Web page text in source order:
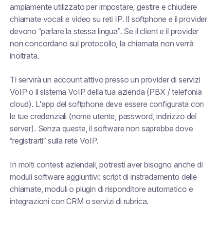
ampiamente utilizzato per impostare, gestire e chiudere
chiamate vocali e video su reti IP. Il softphone e il provider
devono “parlare la stessa lingua”. Se il client e il provider
non concordano sul protocollo, la chiamata non verrà
inoltrata.
Ti servirà un account attivo presso un provider di servizi
VoIP o il sistema VoIP della tua azienda (PBX / telefonia
cloud). L'app del softphone deve essere configurata con
le tue credenziali (nome utente, password, indirizzo del
server). Senza queste, il software non saprebbe dove
“registrarti” sulla rete VoIP.
In molti contesti aziendali, potresti aver bisogno anche di
moduli software aggiuntivi: script di instradamento delle
chiamate, moduli o plugin di risponditore automatico e
integrazioni con CRM o servizi di rubrica.